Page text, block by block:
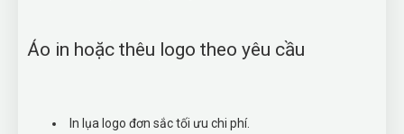
Áo in hoặc thêu logo theo yêu cầu
In lụa logo đơn sắc tối ưu chi phí.